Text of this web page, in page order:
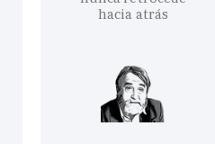
hacia atrás